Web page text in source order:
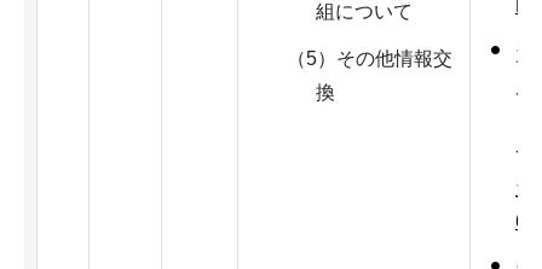
組について
（5）その他情報交
換
資
つ
資